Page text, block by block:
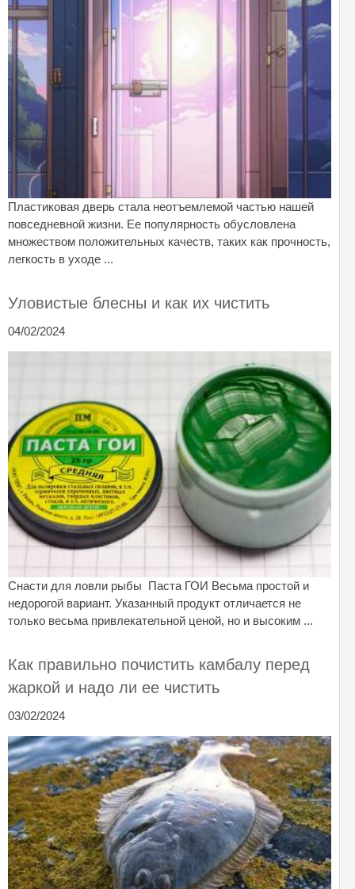
Пластиковая дверь стала неотъемлемой частью нашей
повседневной жизни. Ее популярность обусловлена
множеством положительных качеств, таких как прочность,
легкость в уходе ...
Уловистые блесны и как их чистить
04/02/2024
Снасти для ловли рыбы Паста ГОИ Весьма простой и
недорогой вариант. Указанный продукт отличается не
только весьма привлекательной ценой, но и высоким ...
Как правильно почистить камбалу перед
жаркой и надо ли ее чистить
03/02/2024